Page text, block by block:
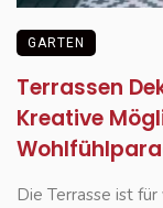
GARTEN
Terrassen
Kreative
Die Terrasse ist